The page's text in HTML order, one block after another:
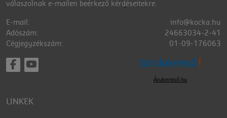
válaszolnak e-mailen beérkező kérdéseitekre.
E-mail:
info@kocka.hu
Adószám:
24663034-2-41
Cégjegyzékszám:
01-09-176063
Árukereső.hu
LINKEK